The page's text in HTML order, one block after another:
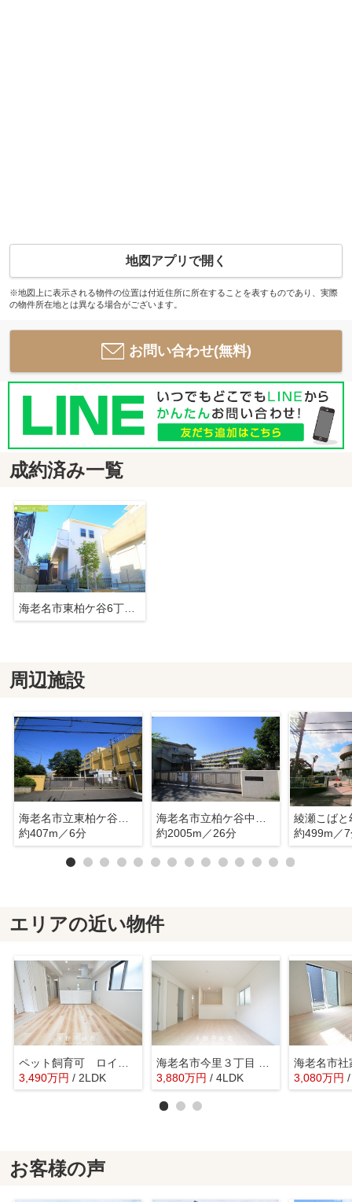
地図アプリで開く
※地図上に表示される物件の位置は付近住所に所在することを表すものであり、実際
の物件所在地とは異なる場合がございます。
お問い合わせ(無料)
成約済み一覧
海老名市東柏ケ谷6丁目 新築戸建て 全2棟 【仲介手数料無料】
周辺施設
海老名市立東柏ケ谷小学校
約407m／6分
海老名市立柏ケ谷中学校
約2005m／26分
綾瀬こばと
約499m／
エリアの近い物件
3,490万円 / 2LDK
3,880万円 / 4LDK 3,080万円
お客様の声